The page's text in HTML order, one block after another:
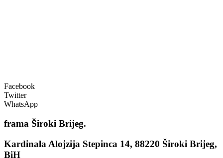
Facebook
Twitter
WhatsApp
frama Široki Brijeg.
Kardinala Alojzija Stepinca 14, 88220 Široki Brijeg,
BiH